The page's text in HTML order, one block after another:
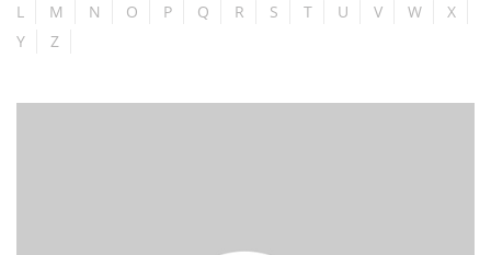
L
M N O P Q R S T U V W
X
Y
Z